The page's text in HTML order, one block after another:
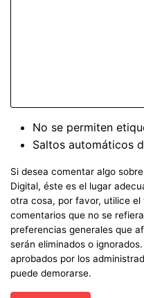
No se permiten
Saltos automáticos
Si desea comentar algo
Digital, éste es el lugar
otra cosa, por favor, utilice
comentarios que no se
preferencias generales que
serán eliminados o
aprobados por los
puede demorarse.